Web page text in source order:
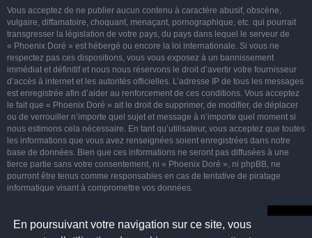
En poursuivant votre navigation sur ce site, vous
Vous acceptez de ne publier aucun contenu à caractère abusif, obscène,
vulgaire, diffamatoire, choquant, menaçant, pornographique, etc. qui pourrait
transgresser la législation de votre pays, du pays dans lequel le serveur de
« Phoenix Doré » est hébergé ou encore la loi internationale. Si vous ne
respectez pas ces dispositions, vous vous exposez à un bannissement
immédiat et définitif et nous nous réservons le droit d’avertir votre fournisseur
d’accès à internet et les autorités officielles. L’adresse IP de tous les messages
est enregistrée afin d’aider au renforcement de ces conditions. Vous acceptez
le fait que « Phoenix Doré » ait le droit de supprimer, de modifier, de déplacer
ou de verrouiller n’importe quel sujet et message à n’importe quel moment si
nous estimons cela nécessaire. En tant qu’utilisateur, vous acceptez que toutes
les informations que vous avez renseignées soient enregistrées dans notre
base de données. Bien que ces informations ne seront pas diffusées à une
tierce partie sans votre consentement, ni « Phoenix Doré », ni phpBB, ne
pourront être tenus comme responsables en cas de tentative de piratage
informatique visant à compromettre vos données.